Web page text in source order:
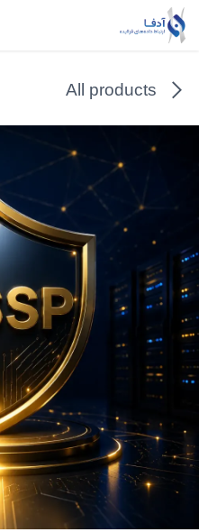
Skip to Content
All products